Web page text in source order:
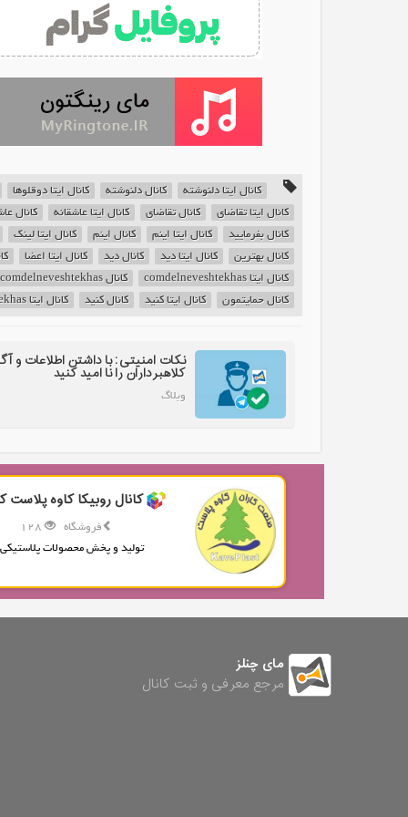
کانال ایتا دلنوشته کانال دلنوشته کانال ایتا دوقلوها
کانال ایتا تقاضای
کانال تقاضای کانال ایتا عاشقانه کانال
کانال بفرمایید
کانال ایتا اینم کانال اینم کانال ایتا لینک
کانال بهترین
کانال ایتا دید کانال دید کانال ایتا اعضا
کانال ایتا comdelneveshtekhas
کانال comdelneveshtekhas
کانال حمایتمون
کانال ایتا کنید کانال کنید کانال ایتا delneveshtekhas
نکات امنیتی: با داشتن اطلاعات و
کلاهبرداران را نا امید کنید
وبلاگ
کانال روبیکا کاوه پلاست
فروشگاه
تولید و پخش محصولات
مای چنلز
مرجع معرفی و ثبت کانال